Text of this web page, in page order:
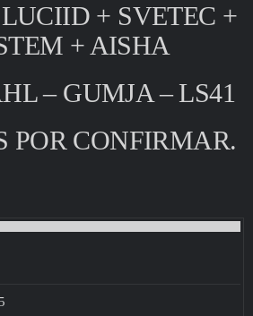
+ SVETEC +
+ AISHA
– GUMJA – LS41
POR CONFIRMAR.